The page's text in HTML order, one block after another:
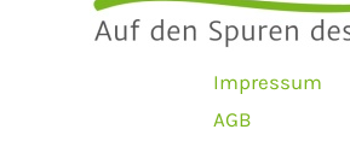
Impressum
AGB